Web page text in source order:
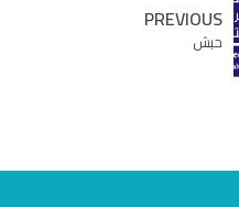
PREVIOUS
حبش